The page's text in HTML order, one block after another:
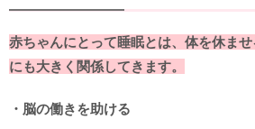
赤ちゃんにとって睡眠とは、体を休ま
にも大きく関係してきます。
・脳の働きを助ける